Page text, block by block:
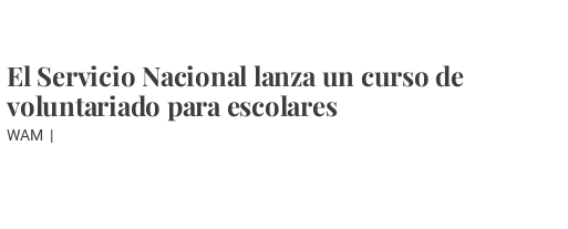
El Servicio Nacional lanza un curso de
voluntariado para escolares
WAM